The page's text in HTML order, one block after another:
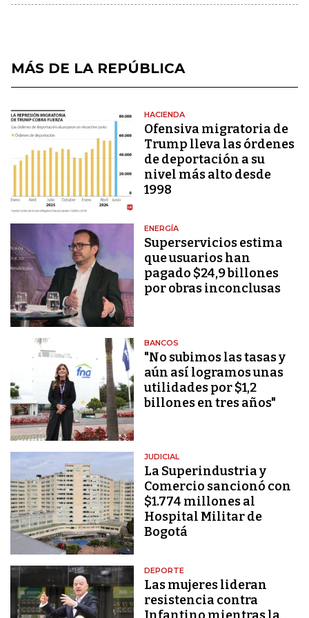
MÁS DE LA REPÚBLICA
HACIENDA
Ofensiva migratoria de
Trump lleva las órdenes
de deportación a su
nivel más alto desde
1998
ENERGÍA
Superservicios estima
que usuarios han
pagado $24,9 billones
por obras inconclusas
BANCOS
"No subimos las tasas y
aún así logramos unas
utilidades por $1,2
billones en tres años"
JUDICIAL
La Superindustria y
Comercio sancionó con
$1.774 millones al
Hospital Militar de
Bogotá
DEPORTE
Las mujeres lideran
resistencia contra